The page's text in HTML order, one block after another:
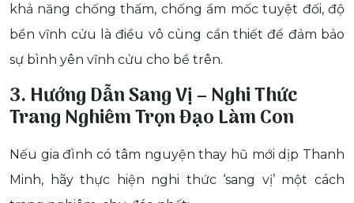
khả năng chống thấm, chống ẩm mốc tuyệt đối, độ
bền vĩnh cửu là điều vô cùng cần thiết để đảm bảo
sự bình yên vĩnh cửu cho bề trên.
3. Hướng Dẫn Sang Vị – Nghi Thức
Trang Nghiêm Trọn Đạo Làm Con
Nếu gia đình có tâm nguyện thay hũ mới dịp Thanh
Minh, hãy thực hiện nghi thức ‘sang vị’ một cách